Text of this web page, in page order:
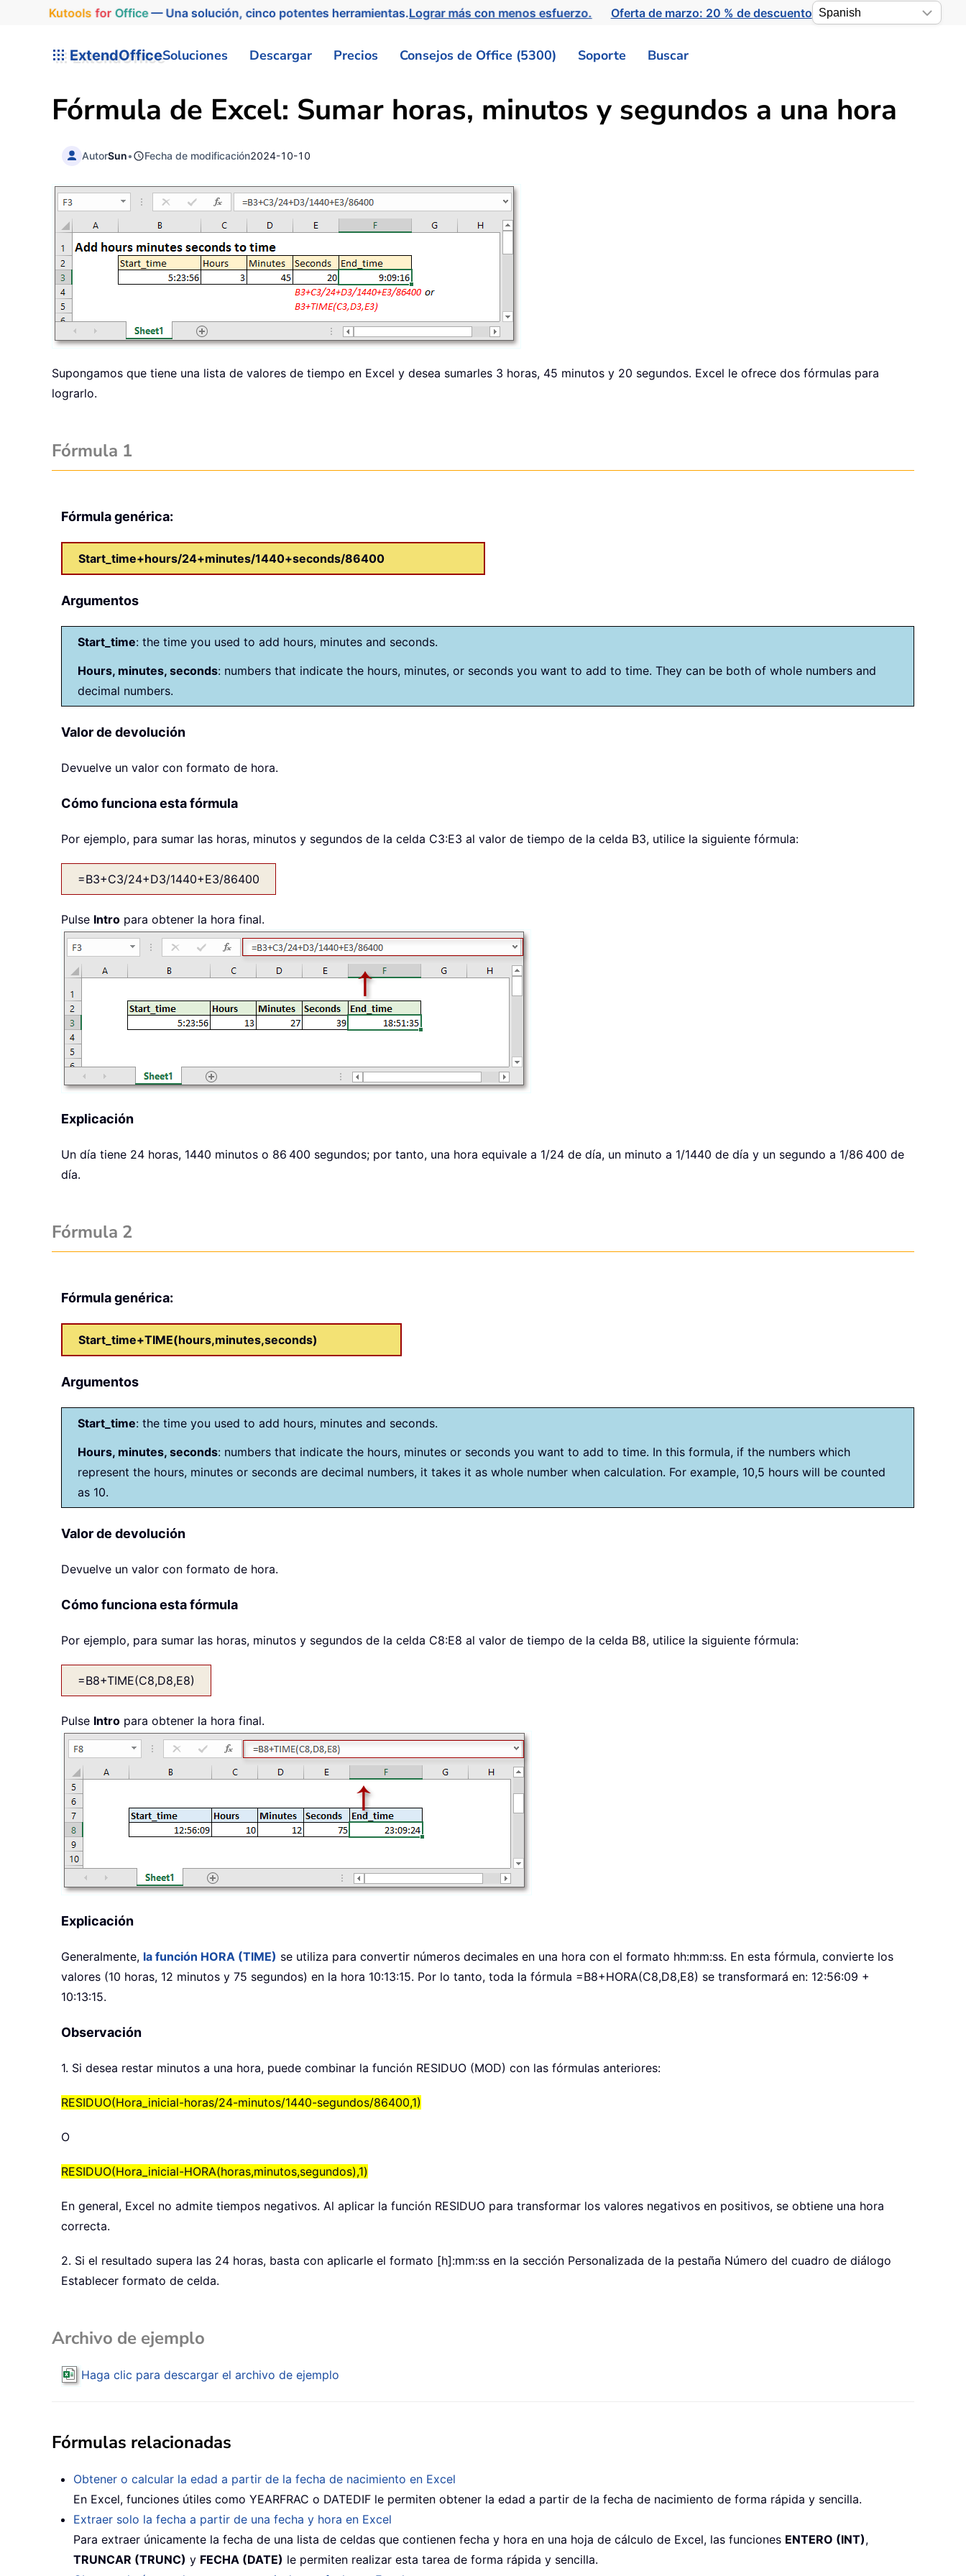
Kutools for Office— Una solución, cinco potentes herramientas.Lograr más con menos esfuerzo. Oferta de marzo: 20 % de descuento
ExtendOfficeSoluciones Descargar Precios Consejos de Office (5300) Soporte Buscar
Fórmula de Excel: Sumar horas, minutos y segundos a una hora
AutorSun• Fecha de modificación2024-10-10
Supongamos que tiene una lista de valores de tiempo en Excel y desea sumarles 3 horas, 45 minutos y 20 segundos. Excel le ofrece dos fórmulas para
lograrlo.
Fórmula 1
Fórmula genérica:
Start_time+hours/24+minutes/1440+seconds/86400
Argumentos
Start_time: the time you used to add hours, minutes and seconds.
Hours, minutes, seconds: numbers that indicate the hours, minutes, or seconds you want to add to time. They can be both of whole numbers and
decimal numbers.
Valor de devolución
Devuelve un valor con formato de hora.
Cómo funciona esta fórmula
Por ejemplo, para sumar las horas, minutos y segundos de la celda C3:E3 al valor de tiempo de la celda B3, utilice la siguiente fórmula:
=B3+C3/24+D3/1440+E3/86400
Pulse Intro para obtener la hora final.
Explicación
Un día tiene 24 horas, 1440 minutos o 86 400 segundos; por tanto, una hora equivale a 1/24 de día, un minuto a 1/1440 de día y un segundo a 1/86 400 de
día.
Fórmula 2
Fórmula genérica:
Start_time+TIME(hours,minutes,seconds)
Argumentos
Start_time: the time you used to add hours, minutes and seconds.
Hours, minutes, seconds: numbers that indicate the hours, minutes or seconds you want to add to time. In this formula, if the numbers which
represent the hours, minutes or seconds are decimal numbers, it takes it as whole number when calculation. For example, 10,5 hours will be counted
as 10.
Valor de devolución
Devuelve un valor con formato de hora.
Cómo funciona esta fórmula
Por ejemplo, para sumar las horas, minutos y segundos de la celda C8:E8 al valor de tiempo de la celda B8, utilice la siguiente fórmula:
=B8+TIME(C8,D8,E8)
Pulse Intro para obtener la hora final.
Explicación
Generalmente, la función HORA (TIME) se utiliza para convertir números decimales en una hora con el formato hh:mm:ss. En esta fórmula, convierte los
valores (10 horas, 12 minutos y 75 segundos) en la hora 10:13:15. Por lo tanto, toda la fórmula =B8+HORA(C8,D8,E8) se transformará en: 12:56:09 +
10:13:15.
Observación
1. Si desea restar minutos a una hora, puede combinar la función RESIDUO (MOD) con las fórmulas anteriores:
RESIDUO(Hora_inicial-horas/24-minutos/1440-segundos/86400,1)
O
RESIDUO(Hora_inicial-HORA(horas,minutos,segundos),1)
En general, Excel no admite tiempos negativos. Al aplicar la función RESIDUO para transformar los valores negativos en positivos, se obtiene una hora
correcta.
2. Si el resultado supera las 24 horas, basta con aplicarle el formato [h]:mm:ss en la sección Personalizada de la pestaña Número del cuadro de diálogo
Establecer formato de celda.
Archivo de ejemplo
Haga clic para descargar el archivo de ejemplo
Fórmulas relacionadas
Obtener o calcular la edad a partir de la fecha de nacimiento en Excel
En Excel, funciones útiles como YEARFRAC o DATEDIF le permiten obtener la edad a partir de la fecha de nacimiento de forma rápida y sencilla.
Extraer solo la fecha a partir de una fecha y hora en Excel
Para extraer únicamente la fecha de una lista de celdas que contienen fecha y hora en una hoja de cálculo de Excel, las funciones ENTERO (INT),
TRUNCAR (TRUNC) y FECHA (DATE) le permiten realizar esta tarea de forma rápida y sencilla.